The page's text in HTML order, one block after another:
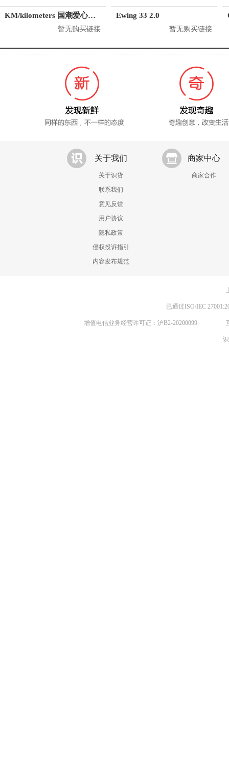
KM/kilometers 国潮爱心短袖T恤 M2X2108466
暂无购买链接
Ewing 33 2.0
暂无购买链接
关于我们
关于识货
联系我们
意见反馈
用户协议
隐私政策
侵权投诉指引
内容发布规范
商家中心
商家合作
已通过ISO/IEC
增值电信业务经营许可证：沪B2-20200099